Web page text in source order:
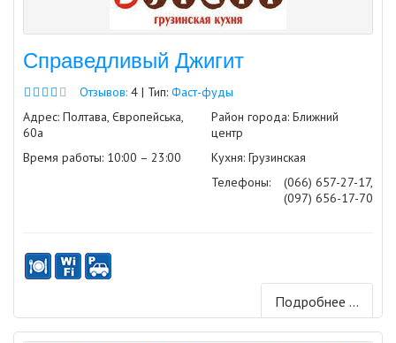
Справедливый Джигит
Отзывов: 4 | Тип: Фаст-фуды
Адрес: Полтава, Європейська,
60а
Время работы: 10:00 – 23:00
Район города: Ближний
центр
Кухня: Грузинская
Телефоны:
(066) 657-27-17,
(097) 656-17-70
Подробнее ...